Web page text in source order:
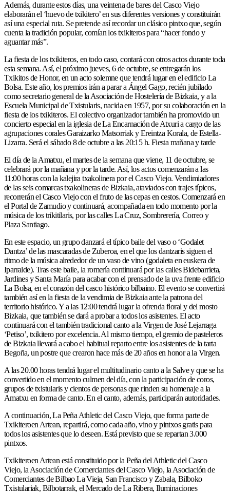
Además, durante estos días, una veintena de bares del Casco Viejo
elaborarán el ‘huevo de txikitero’ en sus diferentes versiones y constituirán
así una especial ruta. Se pretende así recordar un clásico pintxo que, según
cuenta la tradición popular, comían los txikiteros para “hacer fondo y
aguantar más”.
La fiesta de los txikiteros, en todo caso, contará con otros actos durante toda
esta semana. Así, el próximo jueves, 6 de octubre, se entregarán los
Txikitos de Honor, en un acto solemne que tendrá lugar en el edificio La
Bolsa. Este año, los premios irán a parar a Ángel Gago, recién jubilado
como secretario general de la Asociación de Hostelería de Bizkaia, y a la
Escuela Municipal de Txistularis, nacida en 1957, por su colaboración en la
fiesta de los txikiteros. El colectivo organizador también ha promovido un
concierto especial en la iglesia de La Encarnación de Atxuri a cargo de las
agrupaciones corales Garaizarko Matsorriak y Ereintza Korala, de Estella-
Lizarra. Será el sábado 8 de octubre a las 20:15 h. Fiesta mañana y tarde
El día de la Amatxu, el martes de la semana que viene, 11 de octubre, se
celebrará por la mañana y por la tarde. Así, los actos comenzarán a las
11:00 horas con la kalejira txakolinera por el Casco Viejo. Vendimiadores
de las seis comarcas txakolineras de Bizkaia, ataviados con trajes típicos,
recorrerán el Casco Viejo con el fruto de las cepas en cestos. Comenzará en
el Portal de Zamudio y continuará, acompañada en todo momento por la
música de los trikitilaris, por las calles La Cruz, Sombrerería, Correo y
Plaza Santiago.
En este espacio, un grupo danzará el típico baile del vaso o ‘Godalet
Dantza’ de las mascaradas de Zuberoa, en el que los dantzaris siguen el
ritmo de la música alrededor de un vaso de vino (godaleta en euskera de
Iparralde). Tras este baile, la romería continuará por las calles Bidebarrieta,
Jardines y Santa María para acabar con el prensado de la uva frente edificio
La Bolsa, en el corazón del casco histórico bilbaino. El evento se convertirá
también así en la fiesta de la vendimia de Bizkaia ante la patrona del
territorio histórico. Y a las 12:00 tendrá lugar la ofrenda floral y del mosto
Bizkaia, que también se dará a probar a todos los asistentes. El acto
continuará con el también tradicional canto a la Virgen de José Lejarraga
‘Petiso’, txikitero por excelencia. Al mismo tiempo, el gremio de pasteleros
de Bizkaia llevará a cabo el habitual reparto entre los asistentes de la tarta
Begoña, un postre que crearon hace más de 20 años en honor a la Virgen.
A las 20.00 horas tendrá lugar el multitudinario canto a la Salve y que se ha
convertido en el momento culmen del día, con la participación de coros,
grupos de txistularis y cientos de personas que rinden su homenaje a la
Amatxu en forma de canto. En el canto, además, participarán autoridades.
A continuación, La Peña Athletic del Casco Viejo, que forma parte de
Txikiteroen Artean, repartirá, como cada año, vino y pintxos gratis para
todos los asistentes que lo deseen. Está previsto que se repartan 3.000
pintxos.
Txikiteroen Artean está constituido por la Peña del Athletic del Casco
Viejo, la Asociación de Comerciantes del Casco Viejo, la Asociación de
Comerciantes de Bilbao La Vieja, San Francisco y Zabala, Bilboko
Txistulariak, Bilbotarrak, el Mercado de La Ribera, Iluminaciones